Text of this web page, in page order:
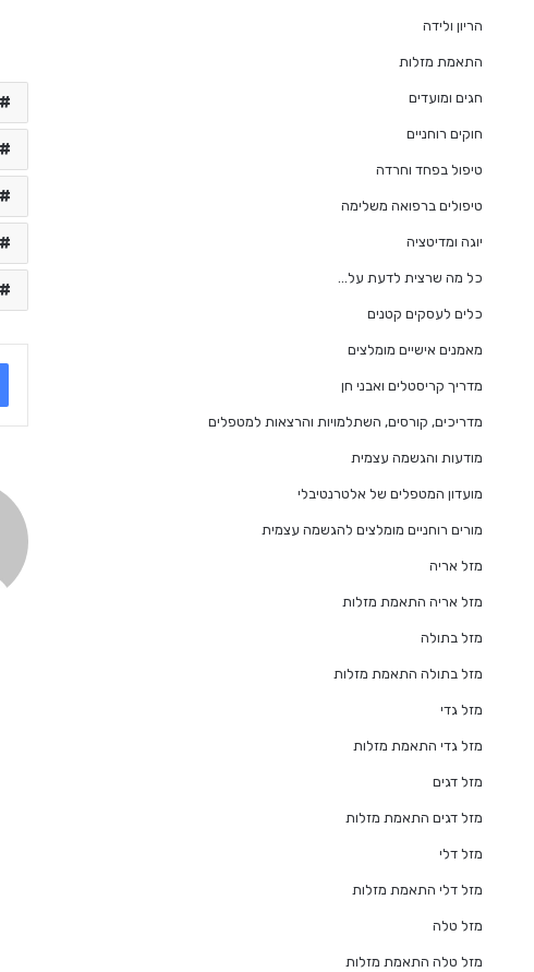
הריון ולידה
התאמת מזלות
חגים ומועדים
חוקים רוחניים
טיפול בפחד וחרדה
טיפולים ברפואה משלימה
יוגה ומדיטציה
כל מה שרצית לדעת על…
כלים לעסקים קטנים
מאמנים אישיים מומלצים
מדריך קריסטלים ואבני חן
מדריכים, קורסים, השתלמויות והרצאות למטפלים
מודעות והגשמה עצמית
מועדון המטפלים של אלטרנטיבלי
מורים רוחניים מומלצים להגשמה עצמית
מזל אריה
מזל אריה התאמת מזלות
מזל בתולה
מזל בתולה התאמת מזלות
מזל גדי
מזל גדי התאמת מזלות
מזל דגים
מזל דגים התאמת מזלות
מזל דלי
מזל דלי התאמת מזלות
מזל טלה
מזל טלה התאמת מזלות